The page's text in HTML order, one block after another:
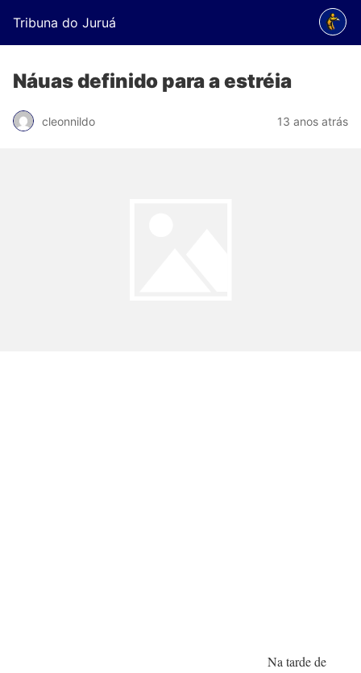
Tribuna do Juruá
Náuas definido para a estréia
cleonnildo 13 anos atrás
Na tarde de